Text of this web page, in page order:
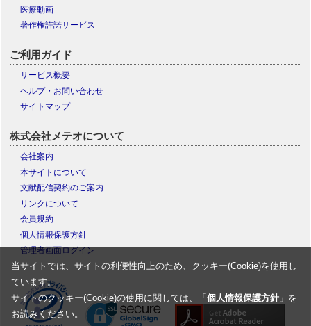
医療動画
著作権許諾サービス
ご利用ガイド
サービス概要
ヘルプ・お問い合わせ
サイトマップ
株式会社メテオについて
会社案内
本サイトについて
文献配信契約のご案内
リンクについて
会員規約
個人情報保護方針
管理者画面ログイン
当サイトでは、サイトの利便性向上のため、クッキー(Cookie)を使用し
ています。
サイトのクッキー(Cookie)の使用に関しては、「 個人情報保護方針」を
お読みください。